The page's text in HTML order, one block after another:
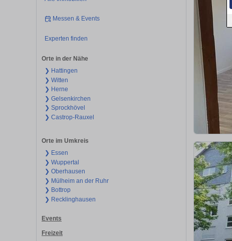
Messen & Events
Experten finden
Orte in der Nähe
❯ Hattingen
❯ Witten
❯ Herne
❯ Gelsenkirchen
❯ Sprockhövel
❯ Castrop-Rauxel
Orte im Umkreis
❯ Essen
❯ Wuppertal
❯ Oberhausen
❯ Mülheim an der Ruhr
❯ Bottrop
❯ Recklinghausen
Events
Freizeit